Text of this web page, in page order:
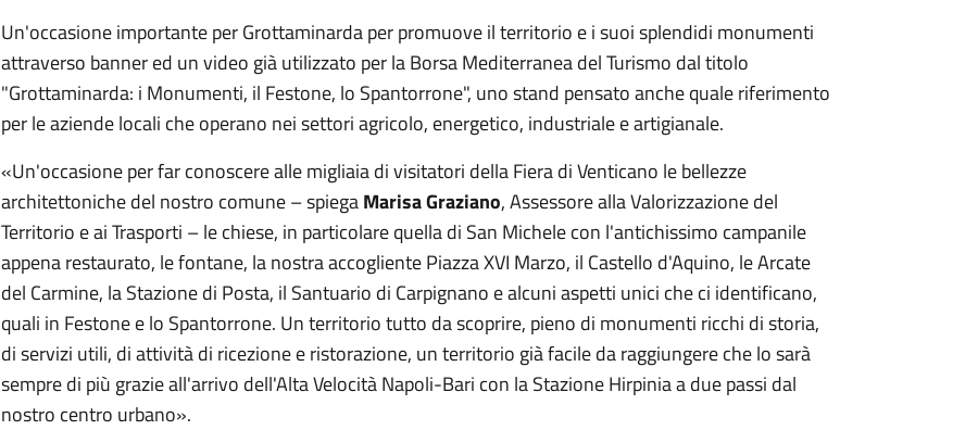
Un'occasione importante per Grottaminarda per promuove il territorio e i suoi splendidi monumenti
attraverso banner ed un video già utilizzato per la Borsa Mediterranea del Turismo dal titolo
"Grottaminarda: i Monumenti, il Festone, lo Spantorrone", uno stand pensato anche quale riferimento
per le aziende locali che operano nei settori agricolo, energetico, industriale e artigianale.
«Un'occasione per far conoscere alle migliaia di visitatori della Fiera di Venticano le bellezze
architettoniche del nostro comune – spiegaMarisa Graziano, Assessore alla Valorizzazione del
Territorio e ai Trasporti – le chiese, in particolare quella di San Michele con l'antichissimo campanile
appena restaurato, le fontane, la nostra accogliente Piazza XVI Marzo, il Castello d'Aquino, le Arcate
del Carmine, la Stazione di Posta, il Santuario di Carpignano e alcuni aspetti unici che ci identificano,
quali in Festone e lo Spantorrone. Un territorio tutto da scoprire, pieno di monumenti ricchi di storia,
di servizi utili, di attività di ricezione e ristorazione, un territorio già facile da raggiungere che lo sarà
sempre di più grazie all'arrivo dell'Alta Velocità Napoli-Bari con la Stazione Hirpinia a due passi dal
nostro centro urbano».